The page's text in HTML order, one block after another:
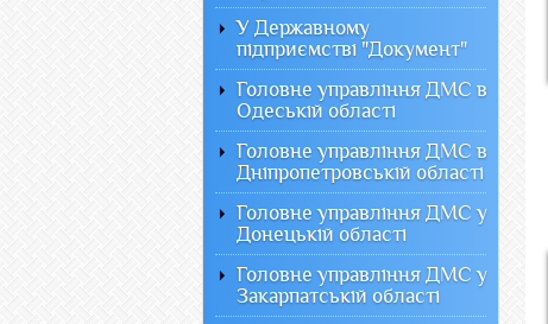
У Державному
підприємстві "Документ"
Головне управління ДМС в
Одеській області
Головне управління ДМС в
Дніпропетровській області
Головне управління ДМС у
Донецькій області
Головне управління ДМС у
Закарпатській області